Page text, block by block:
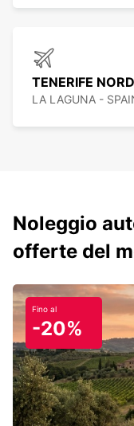
TENERIFE
LA LAGUNA -
Noleggio
offerte del
Fino al
-20%